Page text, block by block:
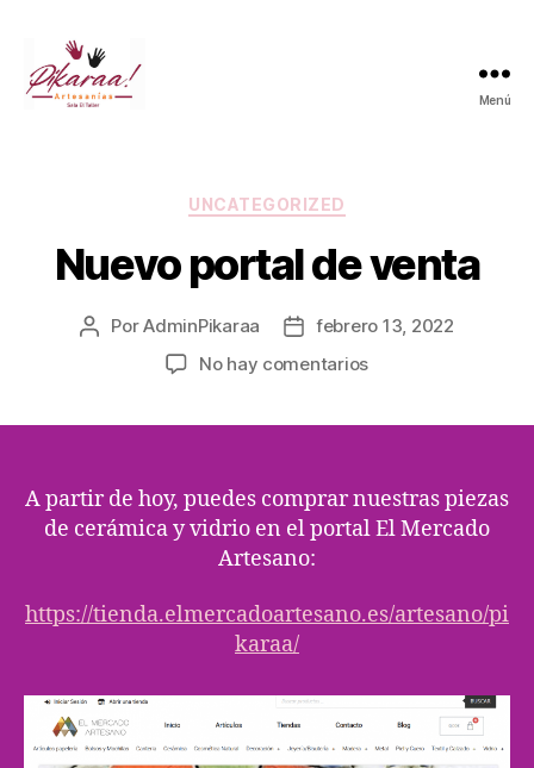
Menú
Categorías
UNCATEGORIZED
Nuevo portal de venta
Autor
PorAdminPikaraa
Fechafebrero 13, 2022
No hay comentariosen
A partir de hoy, puedes comprar nuestras piezas
de cerámica y vidrio en el portal El Mercado
Artesano:
https://tienda.elmercadoartesano.es/artesano/pi
karaa/